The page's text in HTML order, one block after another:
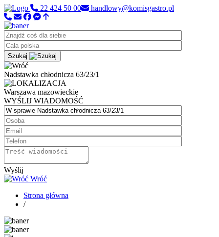
22 424 50 00 handlowy@komisgastro.pl
Szukaj
Nadstawka chłodnicza 63/23/1
Warszawa mazowieckie
WYŚLIJ WIADOMOŚĆ
Wyślij
Wróć
Strona główna
/